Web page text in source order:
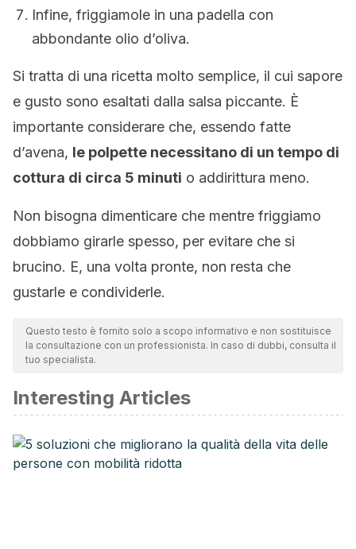
Infine, friggiamole in una padella con
abbondante olio d’oliva.
Si tratta di una ricetta molto semplice, il cui sapore
e gusto sono esaltati dalla salsa piccante. È
importante considerare che, essendo fatte
d’avena, le polpette necessitano di un tempo di
cottura di circa 5 minuti o addirittura meno.
Non bisogna dimenticare che mentre friggiamo
dobbiamo girarle spesso, per evitare che si
brucino. E, una volta pronte, non resta che
gustarle e condividerle.
Questo testo è fornito solo a scopo informativo e non sostituisce
la consultazione con un professionista. In caso di dubbi, consulta il
tuo specialista.
Interesting Articles